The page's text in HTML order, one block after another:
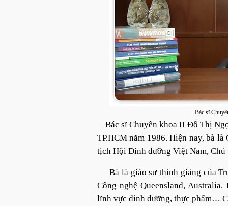
Bác sĩ
Bác sĩ Chuyên khoa II Đỗ Thị
TP.HCM năm 1986. Hiện nay, bà
tịch Hội Dinh dưỡng Việt Nam,
Bà là giáo sư thỉnh giảng của
Công nghệ Queensland,
lĩnh vực dinh dưỡng, thực phẩm…